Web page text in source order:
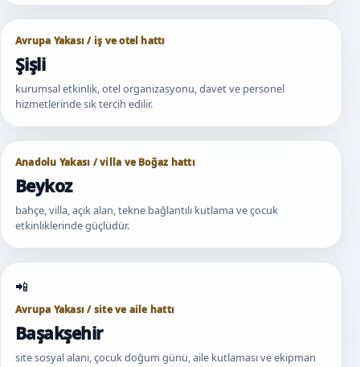
Avrupa Yakası / iş ve otel hattı
Şişli
kurumsal etkinlik, otel organizasyonu, davet ve personel
hizmetlerinde sık tercih edilir.
Anadolu Yakası / villa ve Boğaz hattı
Beykoz
bahçe, villa, açık alan, tekne bağlantılı kutlama ve çocuk
etkinliklerinde güçlüdür.
Avrupa Yakası / site ve aile hattı
Başakşehir
site sosyal alanı, çocuk doğum günü, aile kutlaması ve ekipman